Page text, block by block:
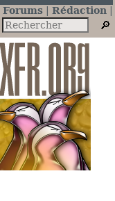
Forums
Rédaction